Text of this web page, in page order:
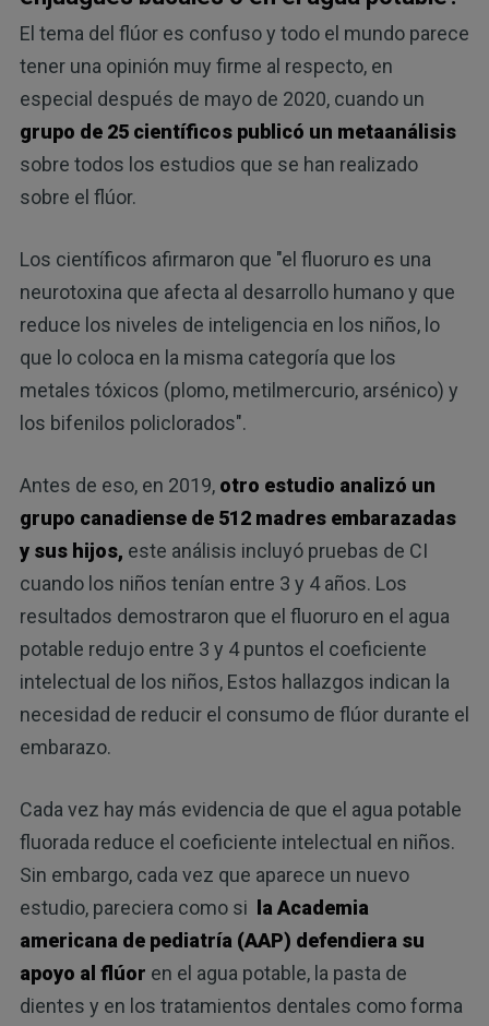
El tema del flúor es confuso y todo el mundo parece
tener una opinión muy firme al respecto, en
especial después de mayo de 2020, cuando un
grupo de 25 científicos publicó un metaanálisis
sobre todos los estudios que se han realizado
sobre el flúor.
Los científicos afirmaron que "el fluoruro es una
neurotoxina que afecta al desarrollo humano y que
reduce los niveles de inteligencia en los niños, lo
que lo coloca en la misma categoría que los
metales tóxicos (plomo, metilmercurio, arsénico) y
los bifenilos policlorados".
Antes de eso, en 2019, otro estudio analizó un
grupo canadiense de 512 madres embarazadas
y sus hijos, este análisis incluyó pruebas de CI
cuando los niños tenían entre 3 y 4 años. Los
resultados demostraron que el fluoruro en el agua
potable redujo entre 3 y 4 puntos el coeficiente
intelectual de los niños, Estos hallazgos indican la
necesidad de reducir el consumo de flúor durante el
embarazo.
Cada vez hay más evidencia de que el agua potable
fluorada reduce el coeficiente intelectual en niños.
Sin embargo, cada vez que aparece un nuevo
estudio, pareciera como si
la Academia
americana de pediatría (AAP) defendiera su
apoyo al flúor en el agua potable, la pasta de
dientes y en los tratamientos dentales como forma